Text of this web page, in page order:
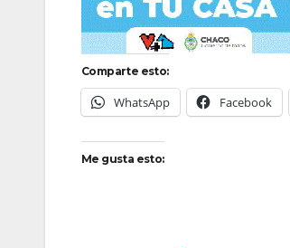
Comparte esto:
WhatsApp Facebook
Me gusta esto: